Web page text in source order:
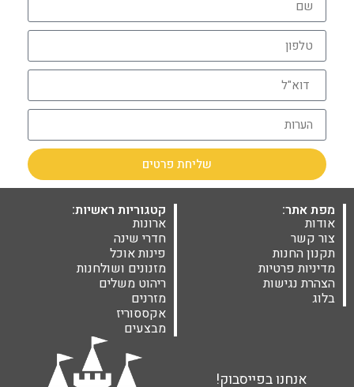
שליחת פרטים
מפת אתר:
אודות
צור קשר
תקנון החנות
מדיניות פרטיות
הצהרת נגישות
בלוג
קטגוריות ראשיות:
ארונות
חדרי שינה
פינות אוכל
מזנונים ושולחנות
ריהוט משלים
מזרנים
אקססוריז
מבצעים
אנחנו בפייסבוק!